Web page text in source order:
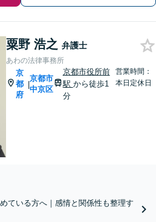
粟野 浩之 弁護士
あわの法律事務所
京
都
府
|
京都市
中京区
京都市役所前
駅 から徒歩1
分
営業時間：
本日定休日
ている方へ｜感情と関係性も整理す